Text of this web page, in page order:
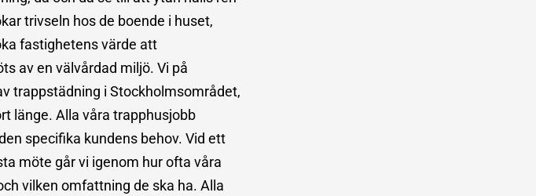
trivseln hos de boende i huset,
fastighetens värde att
av en välvårdad miljö. Vi på
trappstädning i Stockholmsområdet,
länge. Alla våra trapphusjobb
specifika kundens behov. Vid ett
möte går vi igenom hur ofta våra
vilken omfattning de ska ha. Alla